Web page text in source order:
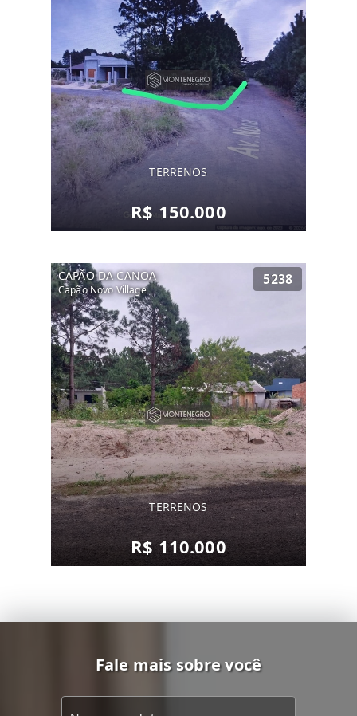
TERRENOS
R$ 150.000
CAPÃO DA CANOA
Capão Novo Village
5238
TERRENOS
R$ 110.000
Fale mais sobre você